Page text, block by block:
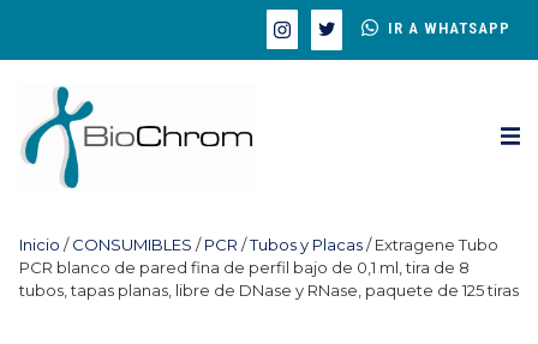
IR A WHATSAPP
Inicio /CONSUMIBLES /PCR /Tubos y Placas/ Extragene Tubo
PCR blanco de pared fina de perfil bajo de 0,1 ml, tira de 8
tubos, tapas planas, libre de DNase y RNase, paquete de 125 tiras